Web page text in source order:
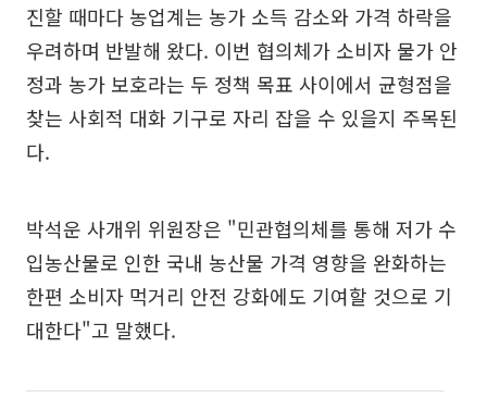
진할 때마다 농업계는 농가 소득 감소와 가격 하락을
우려하며 반발해 왔다. 이번 협의체가 소비자 물가 안
정과 농가 보호라는 두 정책 목표 사이에서 균형점을
찾는 사회적 대화 기구로 자리 잡을 수 있을지 주목된
다.
박석운 사개위 위원장은 "민관협의체를 통해 저가 수
입농산물로 인한 국내 농산물 가격 영향을 완화하는
한편 소비자 먹거리 안전 강화에도 기여할 것으로 기
대한다"고 말했다.